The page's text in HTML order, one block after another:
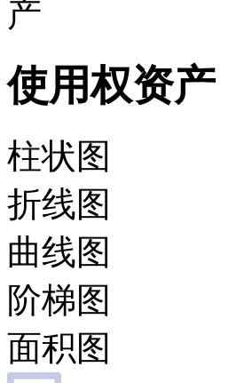
产
使用权资产
柱状图
折线图
曲线图
阶梯图
面积图